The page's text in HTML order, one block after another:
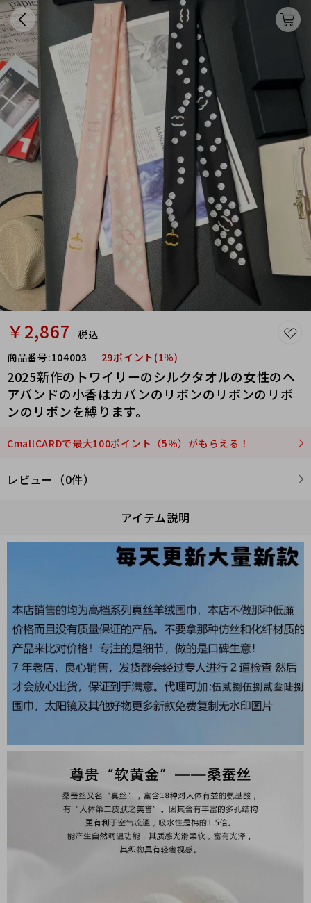
￥2,867
税込
商品番号:104003 29ポイント(1％)
2025新作のトワイリーのシルクタオルの女性のヘ
アバンドの小香はカバンのリボンのリボンのリボ
ンのリボンを縛ります。
CmallCARDで最大100ポイント（5％）がもらえる！
レビュー（0件）
アイテム説明
Twilly小丝巾来了， 星光
人手三条闭眼收，我都不
拦着
N久都没有见过这么好看的
twilly
型必备神器
数量不是很多。也不会一
实用率贼高，绑头发，绑